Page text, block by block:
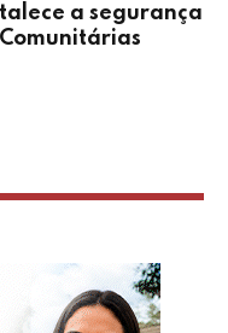
a segurança